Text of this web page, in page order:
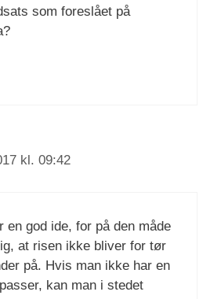
som foreslået på
kl. 09:42
en god ide, for på den måde
at risen ikke bliver for tør
på. Hvis man ikke har en
kan man i stedet